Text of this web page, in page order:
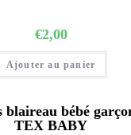
€2,00
Ajouter au panier